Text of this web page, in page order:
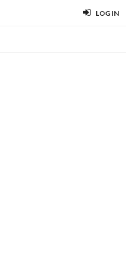
LOG IN